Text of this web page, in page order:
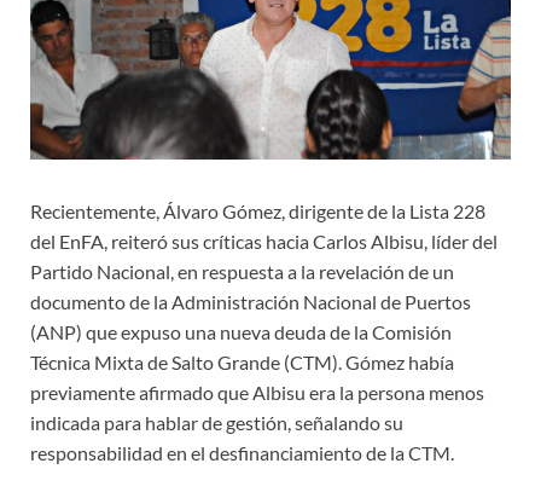
Recientemente, Álvaro Gómez, dirigente de la Lista 228
del EnFA, reiteró sus críticas hacia Carlos Albisu, líder del
Partido Nacional, en respuesta a la revelación de un
documento de la Administración Nacional de Puertos
(ANP) que expuso una nueva deuda de la Comisión
Técnica Mixta de Salto Grande (CTM). Gómez había
previamente afirmado que Albisu era la persona menos
indicada para hablar de gestión, señalando su
responsabilidad en el desfinanciamiento de la CTM.